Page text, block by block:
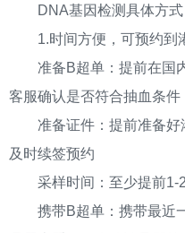
DNA基因检测具体方式
1.时间方便，可预约到
准备B超单：提前在国内
客服确认是否符合抽血条件
准备证件：提前准备好
及时续签预约
采样时间：至少提前1-2
携带B超单：携带最近一